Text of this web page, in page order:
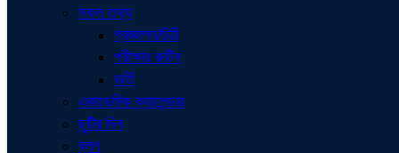
সকল তথ্য
প্রজ্ঞাপন/চিঠি
পরীক্ষার রুটিন
ভর্তি
একাডেমিক ক্যালেন্ডার
ছুটির দিন
ব্লগ